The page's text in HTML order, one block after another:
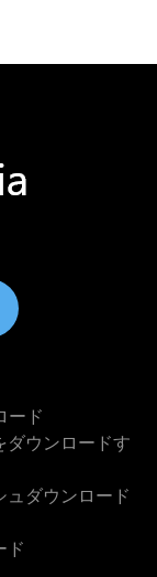
ード
ダウンロードす
ダウンロード
ド